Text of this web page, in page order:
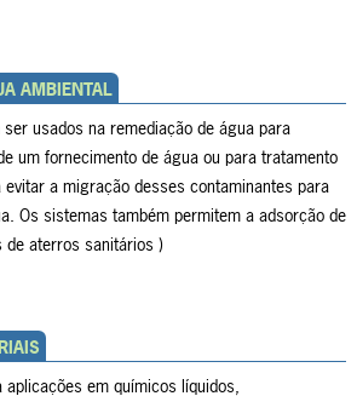
AMBIENTAL
usados na remediação de água para
um fornecimento de água ou para tratamento
a migração desses contaminantes para
Os sistemas também permitem a adsorção de
de aterros sanitários )
em químicos líquidos,